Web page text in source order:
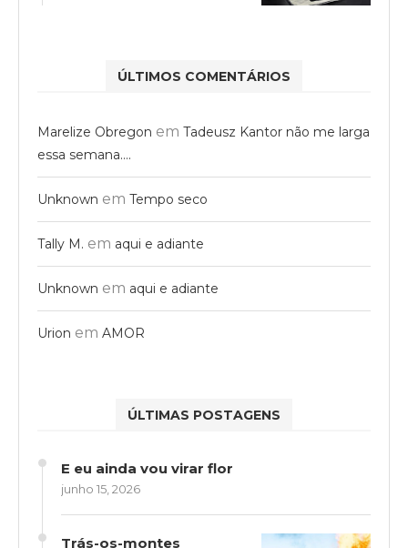
ÚLTIMOS COMENTÁRIOS
Marelize Obregon em Tadeusz Kantor não me larga
essa semana….
Unknown em Tempo seco
Tally M. em aqui e adiante
Unknown em aqui e adiante
Urion em AMOR
ÚLTIMAS POSTAGENS
E eu ainda vou virar flor
junho 15, 2026
Trás-os-montes